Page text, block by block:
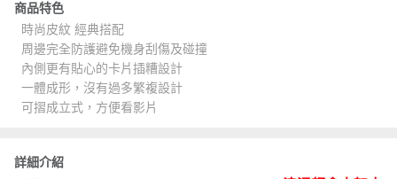
商品特色
時尚皮紋 經典搭配
周邊完全防護避免機身刮傷及碰撞
內側更有貼心的卡片插糟設計
一體成形，沒有過多繁複設計
可摺成立式，方便看影片
詳細介紹